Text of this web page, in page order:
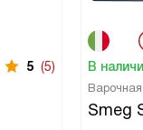
5 (5) В
Smeg